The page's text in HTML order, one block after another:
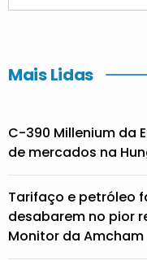
Mais Lidas
C-390 Millenium da
de mercados na
Tarifaço e petróleo
desabarem no pior
Monitor da Amcham